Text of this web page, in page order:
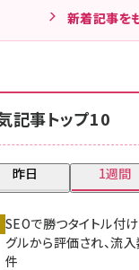
新着記事を
記事トップ10
昨日 1週間
SEOで勝つタイトル付
グルから評価され、流
件